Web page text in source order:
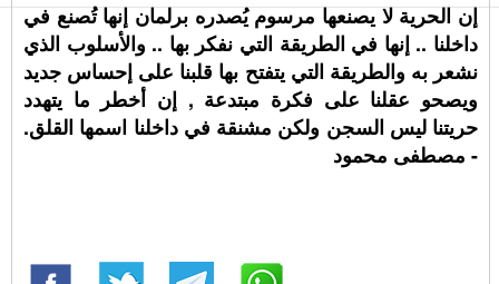
إن الحرية لا يصنعها مرسوم يُصدره برلمان إنها تُصنع في
داخلنا .. إنها في الطريقة التي نفكر بها .. والأسلوب الذي
نشعر به والطريقة التي يتفتح بها قلبنا على إحساس جديد
ويصحو عقلنا على فكرة مبتدعة , إن أخطر ما يتهدد
حريتنا ليس السجن ولكن مشنقة في داخلنا اسمها القلق.
- مصطفى محمود